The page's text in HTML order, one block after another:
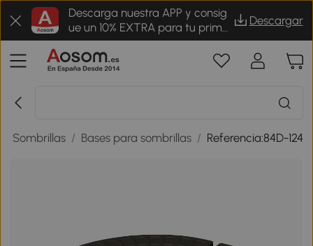
Descarga nuestra APP y consig
ue un 10% EXTRA para tu prime
r pedido
Descargar
y Sombrillas / Bases para sombrillas / Referencia:84D-124